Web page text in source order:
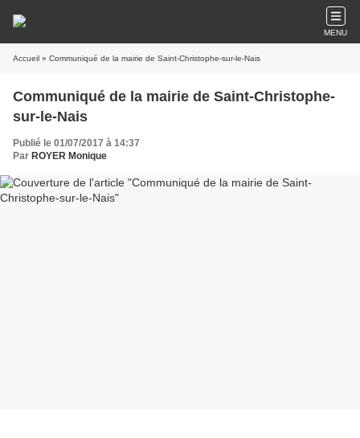
MENU
Accueil » Communiqué de la mairie de Saint-Christophe-sur-le-Nais
Communiqué de la mairie de Saint-Christophe-
sur-le-Nais
Publié le 01/07/2017 à 14:37
Par ROYER Monique